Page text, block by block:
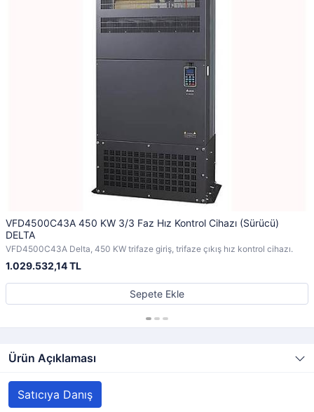
VFD4500C43A 450 KW 3/3 Faz Hız Kontrol Cihazı (Sürücü)
DELTA
VFD4500C43A Delta, 450 KW trifaze giriş, trifaze çıkış hız kontrol cihazı.
1.029.532,14 TL
Sepete Ekle
Ürün Açıklaması
Satıcıya Danış